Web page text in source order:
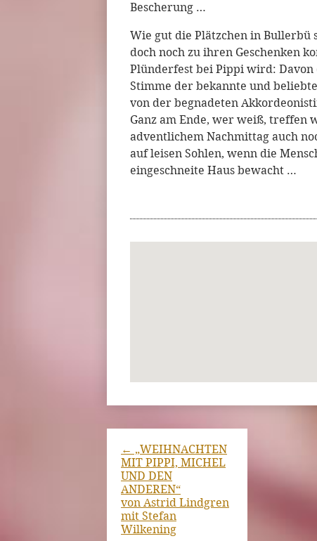
Bescherung …
Wie gut die Plätzchen in Bullerbü
doch noch zu ihren Geschenken
Plünderfest bei Pippi wird:
Stimme der bekannte und
von der begnadeten
Ganz am Ende, wer weiß, treffen
adventlichem Nachmittag auch
auf leisen Sohlen, wenn die
eingeschneite Haus bewacht …
← „WEIHNACHTEN
MIT PIPPI, MICHEL
UND DEN
ANDEREN“
von Astrid Lindgren
mit Stefan
Wilkening